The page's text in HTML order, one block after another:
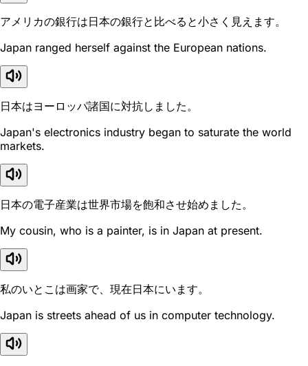
アメリカの銀行は日本の銀行と比べると小さく見えます。
Japan ranged herself against the European nations.
日本はヨーロッパ諸国に対抗しました。
Japan's electronics industry began to saturate the world
markets.
日本の電子産業は世界市場を飽和させ始めました。
My cousin, who is a painter, is in Japan at present.
私のいとこは画家で、現在日本にいます。
Japan is streets ahead of us in computer technology.